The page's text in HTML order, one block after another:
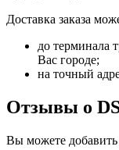
Доставка заказа
до терминала
Вас городе;
на точный
Отзывы о
Вы можете добавить